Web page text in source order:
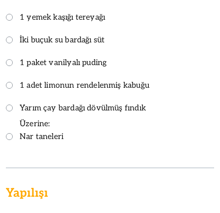
1 yemek kaşığı tereyağı
İki buçuk su bardağı süt
1 paket vanilyalı puding
1 adet limonun rendelenmiş kabuğu
Yarım çay bardağı dövülmüş fındık
Üzerine:
Nar taneleri
Yapılışı